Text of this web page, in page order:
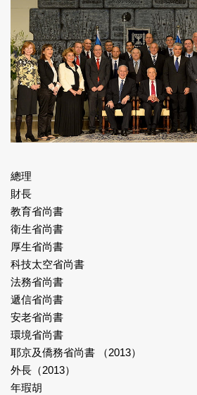
總理
財長
教育省尚書
衛生省尚書
厚生省尚書
科技太空省尚書
法務省尚書
遞信省尚書
安老省尚書
環境省尚書
耶京及僑務省尚書 （2013）
外長（2013）
年瑕胡